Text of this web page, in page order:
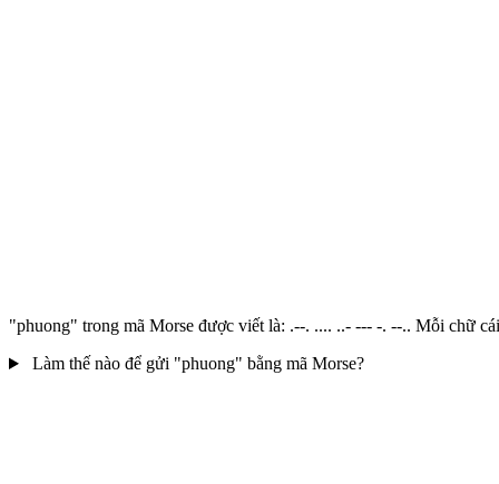
"phuong" trong mã Morse được viết là: .--. .... ..- --- -. --.. Mỗi chữ
Làm thế nào để gửi "phuong" bằng mã Morse?